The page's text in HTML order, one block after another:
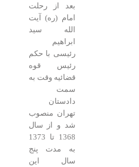
بعد از رحلت
امام (ره) آیت
الله سید
رئیسی با حکم
رئیس قوه
قضائیه وقت به
دادستان
تهران منصوب
شد و از سال
1368 تا 1373
به مدت پنج
سال این